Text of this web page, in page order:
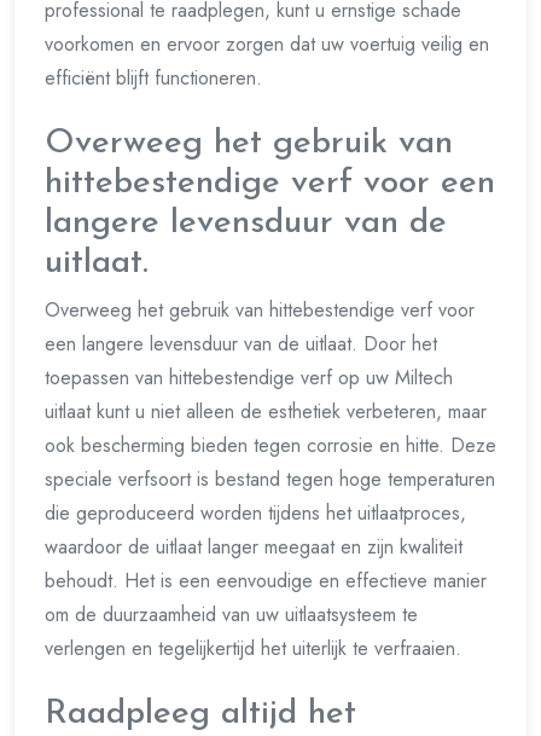
professional te raadplegen, kunt u ernstige schade
voorkomen en ervoor zorgen dat uw voertuig veilig en
efficiënt blijft functioneren.
Overweeg het gebruik van
hittebestendige verf voor een
langere levensduur van de
uitlaat.
Overweeg het gebruik van hittebestendige verf voor
een langere levensduur van de uitlaat. Door het
toepassen van hittebestendige verf op uw Miltech
uitlaat kunt u niet alleen de esthetiek verbeteren, maar
ook bescherming bieden tegen corrosie en hitte. Deze
speciale verfsoort is bestand tegen hoge temperaturen
die geproduceerd worden tijdens het uitlaatproces,
waardoor de uitlaat langer meegaat en zijn kwaliteit
behoudt. Het is een eenvoudige en effectieve manier
om de duurzaamheid van uw uitlaatsysteem te
verlengen en tegelijkertijd het uiterlijk te verfraaien.
Raadpleeg altijd het